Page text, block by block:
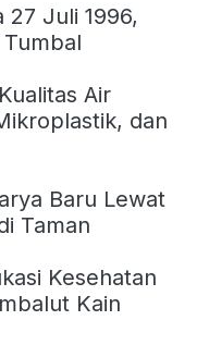
27 Juli 1996,
Tumbal
Air
dan
Baru Lewat
Taman
Kesehatan
Kain